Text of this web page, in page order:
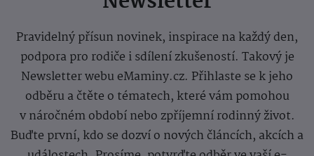
Pravidelný přísun novinek, inspirace na každý den,
podpora pro rodiče i sdílení zkušeností. Takový je
Newsletter webu eMaminy.cz. Přihlaste se k jeho
odběru a čtěte o tématech, které vám pomohou
v náročném období nebo zpříjemní rodinný život.
Buďte první, kdo se dozví o nových článcích, akcích a